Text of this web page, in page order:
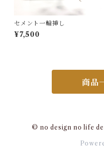
セメント一輪挿し
¥7,500
商品
© no design no life